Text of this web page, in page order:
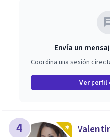
Envía un
Coordina una sesión
Ver perfil
4